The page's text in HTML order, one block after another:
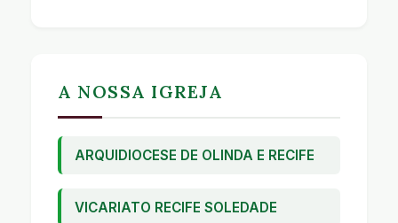
A NOSSA IGREJA
ARQUIDIOCESE DE OLINDA E RECIFE
VICARIATO RECIFE SOLEDADE